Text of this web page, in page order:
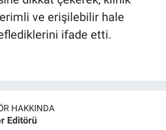
ve erişilebilir hale
ifade etti.
HAKKINDA
Editörü